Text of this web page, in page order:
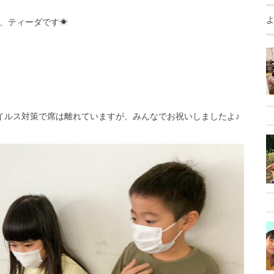
ティーダです☀︎
ス対策で席は離れていますが、みんなでお祝いしましたよ♪